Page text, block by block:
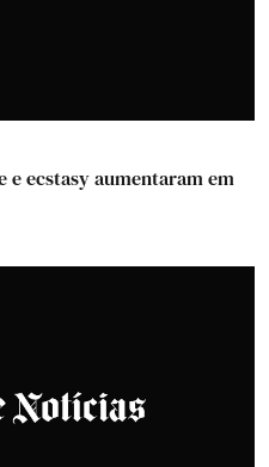
e ecstasy aumentaram em